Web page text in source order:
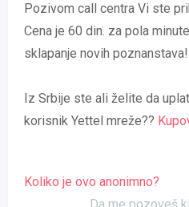
Pozivom call centra Vi ste
Cena je 60 din. za pola
sklapanje novih poznanstava!
Iz Srbije ste ali želite da
korisnik Yettel mreže??
Koliko je ovo anonimno?